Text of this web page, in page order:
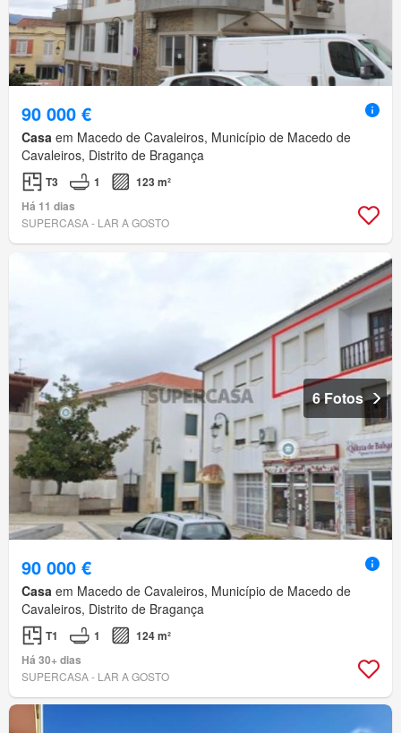
90 000 €
Casa em Macedo de Cavaleiros, Município de Macedo de
Cavaleiros, Distrito de Bragança
T3 1
123 m²
Há 11 dias
SUPERCASA - LAR A GOSTO
6 Fotos
90 000 €
Casa em Macedo de Cavaleiros, Município de Macedo de
Cavaleiros, Distrito de Bragança
T1 1
124 m²
Há 30+ dias
SUPERCASA - LAR A GOSTO